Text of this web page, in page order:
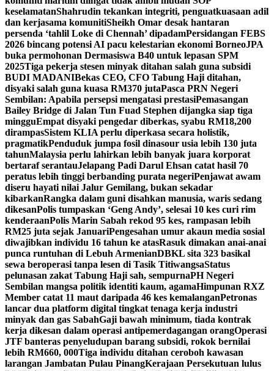
keselamatanShahrudin tekankan integriti, penguatkuasaan adil
dan kerjasama komunitiSheikh Omar desak hantaran
persenda ‘tahlil Loke di Chennah’ dipadamPersidangan FEBS
2026 bincang potensi AI pacu kelestarian ekonomi BorneoJPA
buka permohonan Dermasiswa B40 untuk lepasan SPM
2025Tiga pekerja stesen minyak ditahan salah guna subsidi
BUDI MADANIBekas CEO, CFO Tabung Haji ditahan,
disyaki salah guna kuasa RM370 jutaPasca PRN Negeri
Sembilan: Apabila persepsi mengatasi prestasiPemasangan
Bailey Bridge di Jalan Tun Fuad Stephen dijangka siap tiga
mingguEmpat disyaki pengedar diberkas, syabu RM18,200
dirampasSistem KLIA perlu diperkasa secara holistik,
pragmatikPenduduk jumpa fosil dinasour usia lebih 130 juta
tahunMalaysia perlu lahirkan lebih banyak juara korporat
bertaraf serantauJelapang Padi Darul Ehsan catat hasil 70
peratus lebih tinggi berbanding purata negeriPenjawat awam
diseru hayati nilai Jalur Gemilang, bukan sekadar
kibarkanRangka dalam guni disahkan manusia, waris sedang
dikesanPolis tumpaskan ‘Geng Andy’, selesai 10 kes curi rim
kenderaanPolis Marin Sabah rekod 95 kes, rampasan lebih
RM25 juta sejak JanuariPengesahan umur akaun media sosial
diwajibkan individu 16 tahun ke atasRasuk dimakan anai-anai
punca runtuhan di Lebuh ArmenianDBKL sita 323 basikal
sewa beroperasi tanpa lesen di Tasik TitiwangsaStatus
pelunasan zakat Tabung Haji sah, sempurnaPH Negeri
Sembilan mangsa politik identiti kaum, agamaHimpunan RXZ
Member catat 11 maut daripada 46 kes kemalanganPetronas
lancar dua platform digital tingkat tenaga kerja industri
minyak dan gas SabahGaji bawah minimum, tiada kontrak
kerja dikesan dalam operasi antipemerdagangan orangOperasi
JTF banteras penyeludupan barang subsidi, rokok bernilai
lebih RM660, 000Tiga individu ditahan ceroboh kawasan
larangan Jambatan Pulau PinangKerajaan Persekutuan lulus